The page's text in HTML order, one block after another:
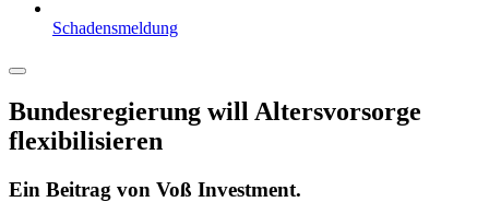
Schadensmeldung
Bundesregierung will Altersvorsorge
flexibilisieren
Ein Beitrag von Voß Investment.